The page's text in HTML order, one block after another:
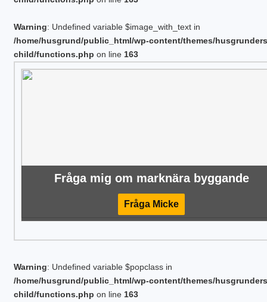
Warning: Undefined variable $image_with_text in
/home/husgrund/public_html/wp-content/themes/
child/functions.php on line 163
Fråga mig om marknära byggande
Fråga Micke
Warning: Undefined variable $popclass in
/home/husgrund/public_html/wp-content/themes/
child/functions.php on line 163